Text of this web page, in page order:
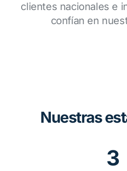
clientes nacionales e
confían en
Nuestras
3